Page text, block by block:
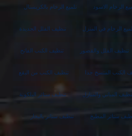
الرخام الاسود تلميع الرخام بالكريستال
الرخام في المنزل تنظيف الفلل الجديدة
تنظيف الفلل والقصور تنظيف الكنب الفاتح
الكنب المتسخ جدا تنظيف الكنب من البقع
المباني والمنازل تنظيف ستائر البلكونة
ستائر المطبخ تنظيف ستائر بالبخار